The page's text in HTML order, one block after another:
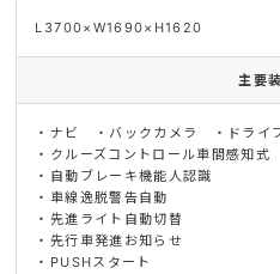
L3700×W1690×H1620
主要
・ナビ ・バックカメラ ・ドライ
・クルーズコントロール車間感知式
・自動ブレーキ機能人認識
・車線逸脱警告自動
・先進ライト自動切替
・先行車発進お知らせ
・PUSHスタート